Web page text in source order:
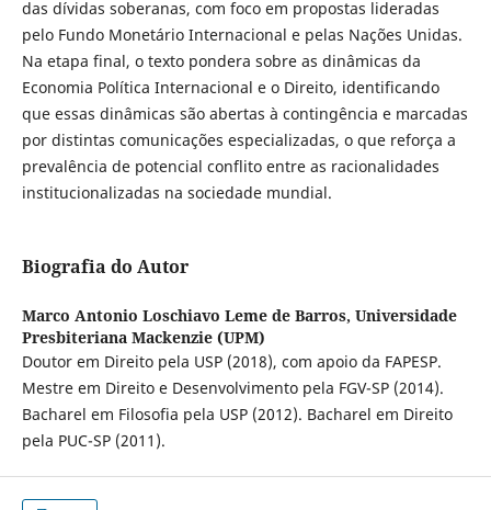
das dívidas soberanas, com foco em propostas lideradas
pelo Fundo Monetário Internacional e pelas Nações Unidas.
Na etapa final, o texto pondera sobre as dinâmicas da
Economia Política Internacional e o Direito, identificando
que essas dinâmicas são abertas à contingência e marcadas
por distintas comunicações especializadas, o que reforça a
prevalência de potencial conflito entre as racionalidades
institucionalizadas na sociedade mundial.
Biografia do Autor
Marco Antonio Loschiavo Leme de Barros, Universidade
Presbiteriana Mackenzie (UPM)
Doutor em Direito pela USP (2018), com apoio da FAPESP.
Mestre em Direito e Desenvolvimento pela FGV-SP (2014).
Bacharel em Filosofia pela USP (2012). Bacharel em Direito
pela PUC-SP (2011).